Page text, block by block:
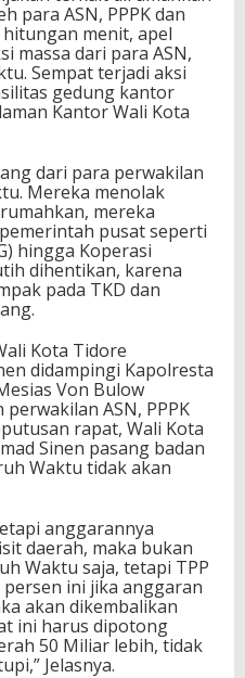
para ASN, PPPK dan
hitungan menit, apel
massa dari para ASN,
Sempat terjadi aksi
gedung kantor
Kantor Wali Kota
dari para perwakilan
Mereka menolak
mereka
pusat seperti
hingga Koperasi
dihentikan, karena
pada TKD dan
Kota Tidore
didampingi Kapolresta
Von Bulow
perwakilan ASN, PPPK
rapat, Wali Kota
Sinen pasang badan
Waktu tidak akan
anggarannya
daerah, maka bukan
Waktu saja, tetapi TPP
ini jika anggaran
akan dikembalikan
ini harus dipotong
50 Miliar lebih, tidak
Jelasnya.